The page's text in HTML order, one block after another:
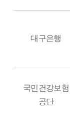
관
하
대구은행
국민건강보험
공단